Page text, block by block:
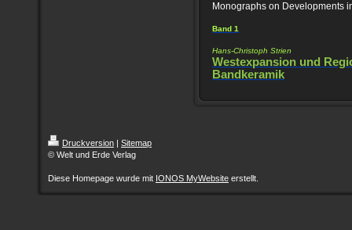
Monographs on Developments
Band 1
Hans-Christoph Strien
Westexpansion und
Bandkeramik
Druckversion | Sitemap
© Welt und Erde Verlag
Diese Homepage wurde mit IONOS MyWebsite erstellt.